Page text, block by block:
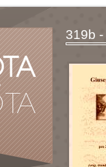
319b -